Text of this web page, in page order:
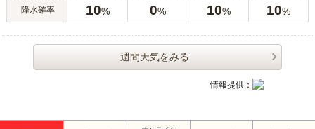
降水確率 10% 0% 10% 10%
週間天気をみる
情報提供：